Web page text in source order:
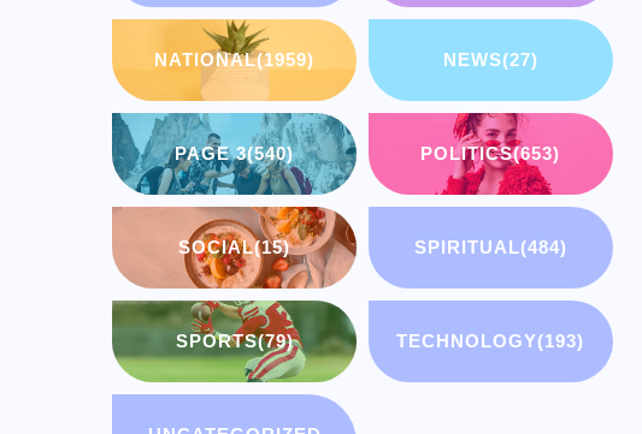
NATIONAL(1959) NEWS(27)
PAGE 3(540) POLITICS(653)
SOCIAL(15) SPIRITUAL(484)
SPORTS(79) TECHNOLOGY(193)